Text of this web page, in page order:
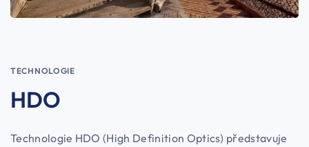
TECHNOLOGIE
HDO
Technologie HDO (High Definition Optics) představuje